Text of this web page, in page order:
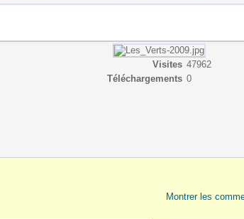
Visites 47962
Téléchargements 0
Montrer les